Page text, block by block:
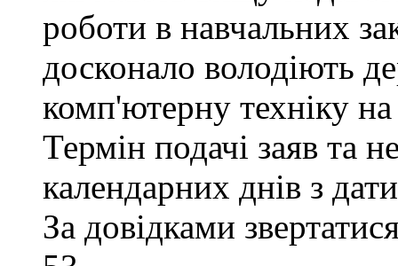
роботи в навчальних
досконало володіють
комп'ютерну техніку на
Термін подачі заяв та
календарних днів з
За довідками